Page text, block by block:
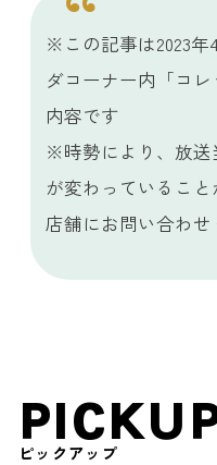
※この記事は2023年
ダコーナー内「コ
内容です
※時勢により、放送
が変わっているこ
店舗にお問い合わせ
ピックアップ